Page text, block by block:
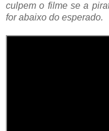
culpem o filme se a
for abaixo do esperado.